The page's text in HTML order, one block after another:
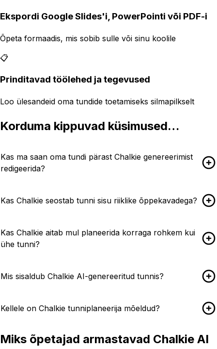
Ekspordi Google Slides'i, PowerPointi või PDF-i
Õpeta formaadis, mis sobib sulle või sinu koolile
📋
Prinditavad töölehed ja tegevused
Loo ülesandeid oma tundide toetamiseks silmapilkselt
Korduma kippuvad küsimused…
Kas ma saan oma tundi pärast Chalkie genereerimist
redigeerida?
Kas Chalkie seostab tunni sisu riiklike õppekavadega?
Kas Chalkie aitab mul planeerida korraga rohkem kui
ühe tunni?
Mis sisaldub Chalkie AI-genereeritud tunnis?
Kellele on Chalkie tunniplaneerija mõeldud?
Miks õpetajad armastavad Chalkie AI